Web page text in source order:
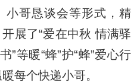
小哥恳谈会等形式，精
展了“爱在中秋 情满驿
”等暖“蜂”护“蜂”爱心行
每个快递小哥。